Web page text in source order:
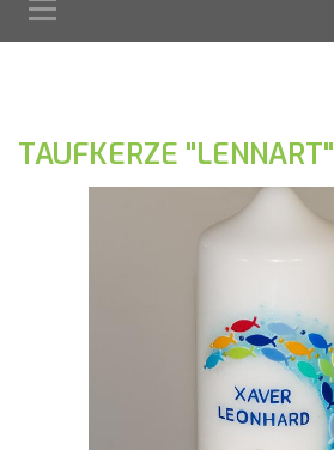
TAUFKERZE "LENNART"